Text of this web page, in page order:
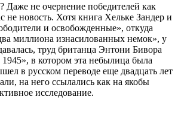
Даже не очернение победителей как
не новость. Хотя книга Хельке Зандер и
и освобожденные», откуда
миллиона изнасилованных немок», у
труд британца Энтони Бивора
в котором эта небылица была
в русском переводе еще двадцать лет
на него ссылались как на якобы
исследование.